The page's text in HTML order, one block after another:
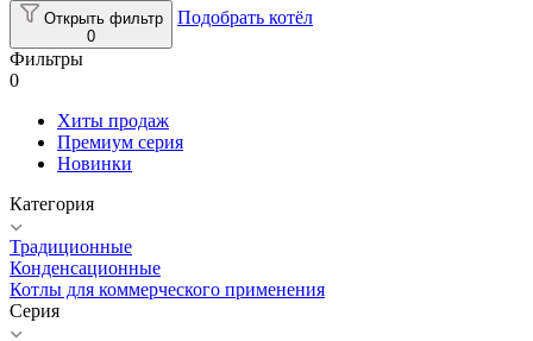
Открыть фильтр
0
Подобрать котёл
Фильтры
0
Хиты продаж
Премиум серия
Новинки
Категория
Традиционные
Конденсационные
Котлы для коммерческого применения
Серия